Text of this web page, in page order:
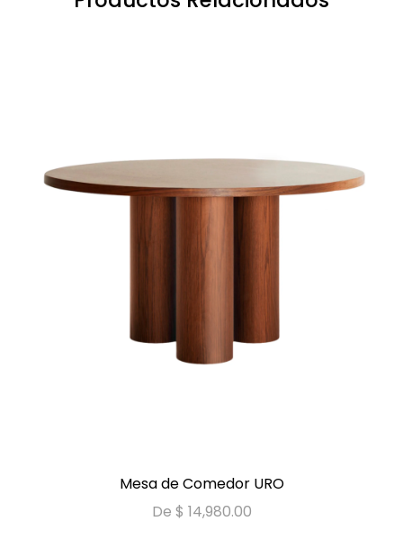
Mesa de Comedor URO
De $ 14,980.00